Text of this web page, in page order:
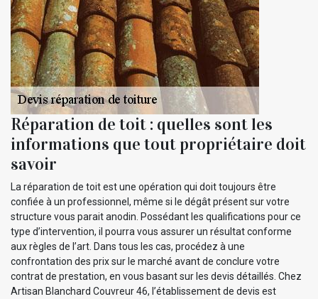
Réparation de toit : quelles sont les
informations que tout propriétaire doit
savoir
La réparation de toit est une opération qui doit toujours être
confiée à un professionnel, même si le dégât présent sur votre
structure vous parait anodin. Possédant les qualifications pour ce
type d’intervention, il pourra vous assurer un résultat conforme
aux règles de l’art. Dans tous les cas, procédez à une
confrontation des prix sur le marché avant de conclure votre
contrat de prestation, en vous basant sur les devis détaillés. Chez
Artisan Blanchard Couvreur 46, l’établissement de devis est